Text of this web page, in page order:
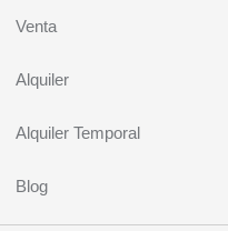
Venta
Alquiler
Alquiler Temporal
Blog